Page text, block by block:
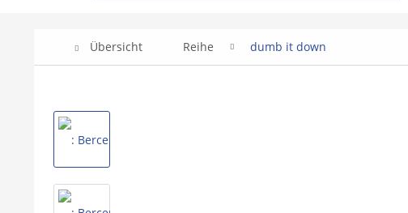
Übersicht Reihe dumb it down